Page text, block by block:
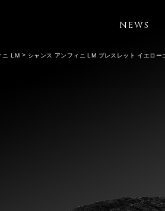
NEWS
ニ LM シャンス アンフィニ LM ブレスレット イエロー